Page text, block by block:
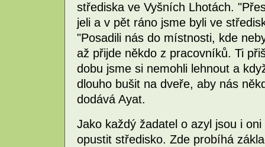
střediska ve Vyšních Lhotách.
jeli a v pět ráno jsme byli ve
"Posadili nás do místnosti, kde
až přijde někdo z pracovníků. Ti
dobu jsme si nemohli lehnout a
dlouho bušit na dveře, aby nás
dodává Ayat.
Jako každý žadatel o azyl jsou i
opustit středisko. Zde probíhá